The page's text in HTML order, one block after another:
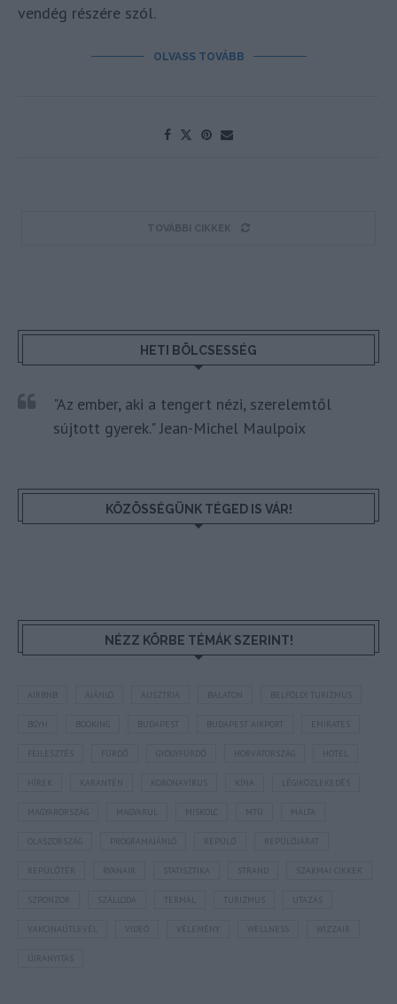
vendég részére szól.
OLVASS TOVÁBB
TOVÁBBI CIKKEK
HETI BÖLCSESSÉG
"Az ember, aki a tengert nézi, szerelemtől
sújtott gyerek." Jean-Michel Maulpoix
KÖZÖSSÉGÜNK TÉGED IS VÁR!
NÉZZ KÖRBE TÉMÁK SZERINT!
AUSZTRIA BALATON BELFÖLDI TURIZMUS
BUDAPEST BUDAPEST AIRPORT EMIRATES
FEJLESZTÉS HORVÁTORSZÁG HOTEL
KARANTÉN LÉGIKÖZLEKEDÉS
MAGYARORSZÁG MTÜ MÁLTA
OLASZORSZÁG REPÜLŐJÁRAT
REPÜLŐTÉR STATISZTIKA STRAND SZAKMAI CIKKEK
SZPONZOR SZÁLLODA TERMÁL TURIZMUS UTAZÁS
VAKCINAÚTLEVÉL WIZZAIR
ÚJRANYITÁS